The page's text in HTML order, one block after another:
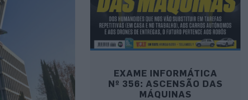
EXAME INFORMÁTICA
Nº 356: ASCENSÃO DAS
MÁQUINAS